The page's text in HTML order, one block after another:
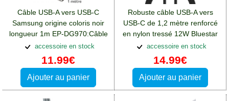
Câble USB-A vers USB-C
Samsung origine coloris noir
longueur 1m EP-DG970:Câble
et connectivité Blackberry
Key2
accessoire en stock
11.99€
Ajouter au panier
Robuste câble USB-A vers
USB-C de 1,2 mètre renforcé
en nylon tressé 12W Bluestar
accessoire en stock
14.99€
Ajouter au panier